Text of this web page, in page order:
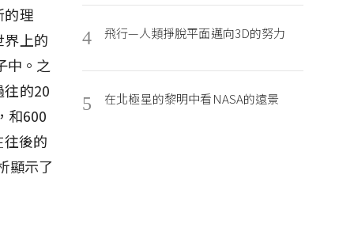
的理
界上的
中。之
的20
和600
後的
顯示了
4 飛行—人類掙脫平面邁向3D的努力
5 在北極星的黎明中看NASA的遠景